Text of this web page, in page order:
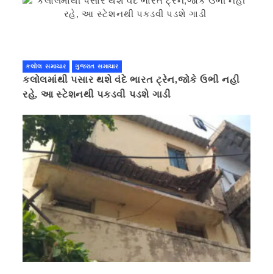
કલોલ સમાચાર ગુજરાત સમાચાર
કલોલમાંથી પસાર થશે વંદે ભારત ટ્રેન,જોકે ઉભી નહી
રહે, આ સ્ટેશનથી પકડવી પડશે ગાડી